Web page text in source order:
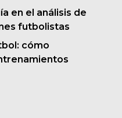
en el análisis de
futbolistas
cómo